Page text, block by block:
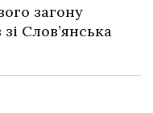
загону
Слов’янська